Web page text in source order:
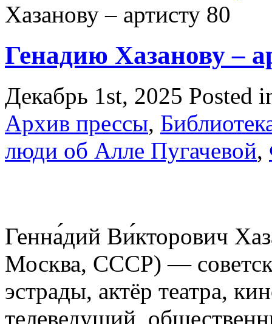
Хазанову – артисту 80
Генадию Хазанову –
Декабрь 1st, 2025 Posted
Архив прессы,
люди об Алле Пугачевой,
Генна́дий Ви́кторович
Москва, СССР) —
эстрады, актёр театра,
телеведущий,